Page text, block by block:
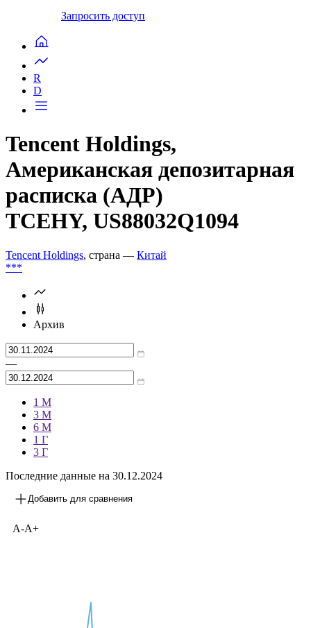
Запросить доступ
R
D
Tencent Holdings,
Американская депозитарная
расписка (АДР)
TCEHY, US88032Q1094
Tencent Holdings, страна — Китай
***
Архив
—
1 М
3 М
6 М
1 Г
3 Г
Последние данные на 30.12.2024
Добавить для сравнения